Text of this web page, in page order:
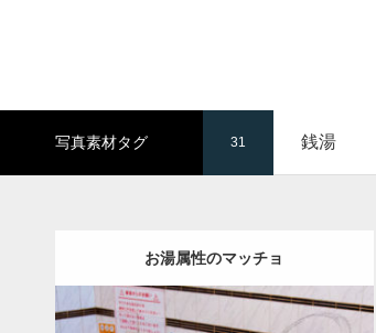
写真素材タグ 31 銭湯
お湯属性のマッチョ